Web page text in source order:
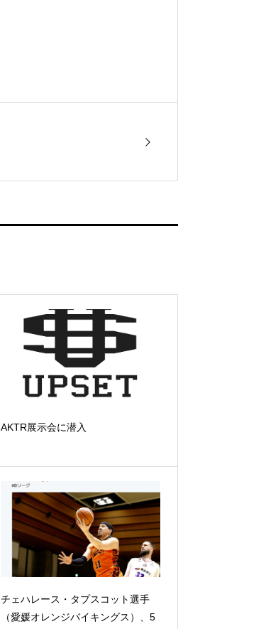
AKTR展示会に潜入
チェハレース・タプスコット選手
（愛媛オレンジバイキングス）、5